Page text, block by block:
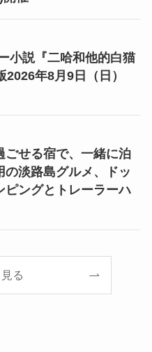
淡路島グルメと観
ウスのようなプール
「THE BOXY
連泊プランで
× 大学生が創る、子ど
「諸福ジーク
開催
小説『二哈和他的白猫